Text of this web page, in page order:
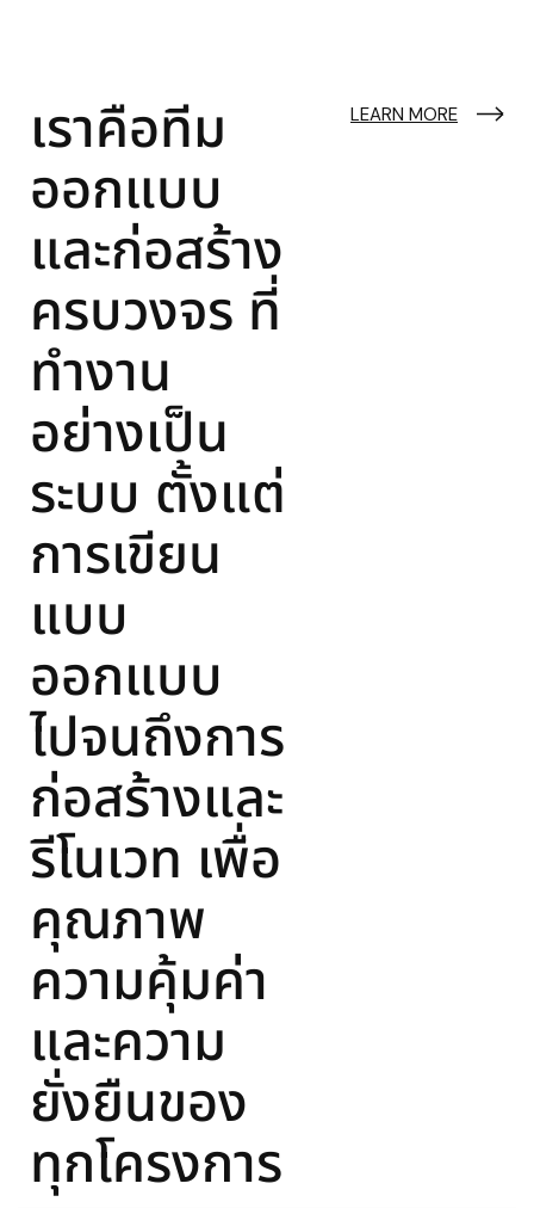
เราคือทีม
ออกแบบ
และก่อสร้าง
ครบวงจร ที่
ทำงาน
อย่างเป็น
ระบบ ตั้งแต่
การเขียน
แบบ
ออกแบบ
ไปจนถึงการ
ก่อสร้างและ
รีโนเวท เพื่อ
คุณภาพ
ความคุ้มค่า
และความ
ยั่งยืนของ
ทุกโครงการ
LEARN MORE